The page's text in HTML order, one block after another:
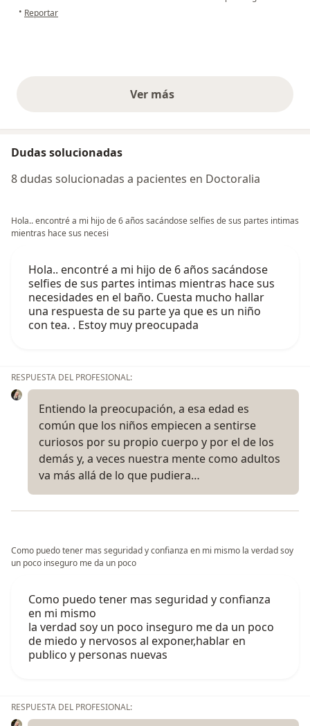
• en opinión del usuario S.R.M.
Reportar
Ver másopiniones anteriores
Dudas solucionadas
8 dudas solucionadas a pacientes en Doctoralia
Hola.. encontré a mi hijo de 6 años sacándose selfies de sus partes intimas
mientras hace sus necesi
Hola.. encontré a mi hijo de 6 años sacándose
selfies de sus partes intimas mientras hace sus
necesidades en el baño. Cuesta mucho hallar
una respuesta de su parte ya que es un niño
con tea. . Estoy muy preocupada
RESPUESTA DEL PROFESIONAL:
Entiendo la preocupación, a esa edad es
común que los niños empiecen a sentirse
curiosos por su propio cuerpo y por el de los
demás y, a veces nuestra mente como adultos
va más allá de lo que pudiera…
Como puedo tener mas seguridad y confianza en mi mismo la verdad soy
un poco inseguro me da un poco
Como puedo tener mas seguridad y confianza
en mi mismo
la verdad soy un poco inseguro me da un poco
de miedo y nervosos al exponer,hablar en
publico y personas nuevas
RESPUESTA DEL PROFESIONAL: